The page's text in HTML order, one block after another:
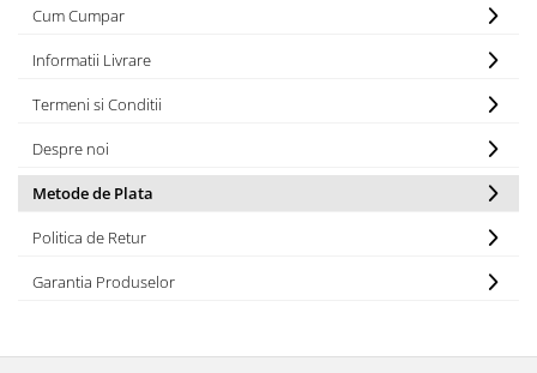
Cum Cumpar
Informatii Livrare
Termeni si Conditii
Despre noi
Metode de Plata
Politica de Retur
Garantia Produselor